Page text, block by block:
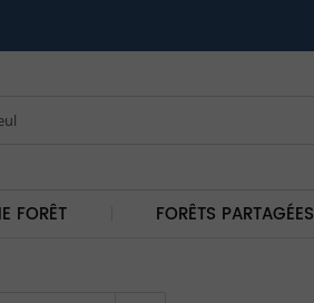
FORÊT FORÊTS PARTAGÉES